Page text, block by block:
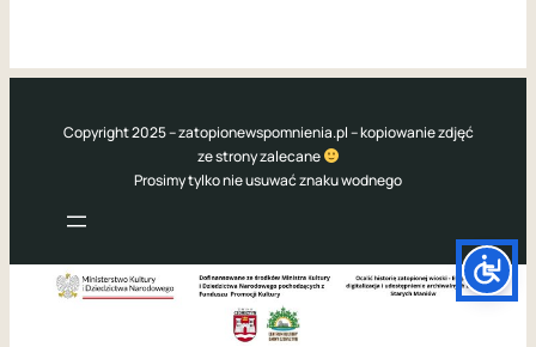
Copyright 2025 – zatopionewspomnienia.pl – kopiowanie zdjęć
ze strony zalecane
Prosimy tylko nie usuwać znaku wodnego